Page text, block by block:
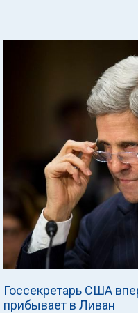
Госсекретарь США
прибывает в Ливан